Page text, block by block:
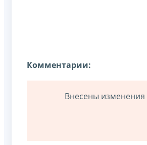
Комментарии:
Внесены изменения